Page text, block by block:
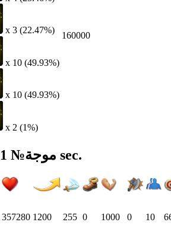
x 3 (22.47%)
x 10 (49.93%)
x 10 (49.93%)
x 2 (1%)
160000
موجة№ 1 - بدء المعركة 1 sec.
357280 1200 255 0 1000 0 10